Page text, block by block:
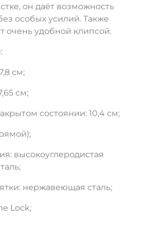
он даёт возможность
особых усилий. Также
очень удобной клипсой.
см;
см;
состоянии: 10,4 см;
высокоуглеродистая
нержавеющая сталь;
Lock;